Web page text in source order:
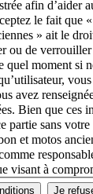
afin d’aider
le fait que
» ait le
ou de
quel moment si
avez
Bien que ces
partie sans
et motos
visant à